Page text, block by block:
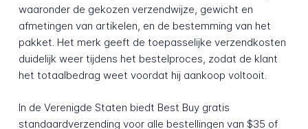
waaronder de gekozen verzendwijze, gewicht en
afmetingen van artikelen, en de bestemming van het
pakket. Het merk geeft de toepasselijke verzendkosten
duidelijk weer tijdens het bestelproces, zodat de klant
het totaalbedrag weet voordat hij aankoop voltooit.
In de Verenigde Staten biedt Best Buy gratis
standaardverzending voor alle bestellingen van $35 of